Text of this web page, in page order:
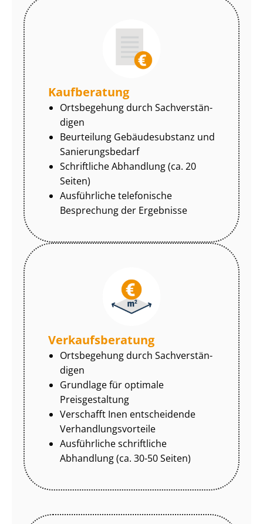
Kaufberatung
Ortsbegehung durch Sach­ver­stän­
di­gen
Beurteilung Gebäudesubstanz und
Sa­nie­rungs­be­darf
Schriftliche Abhandlung (ca. 20
Seiten)
Ausführliche telefonische
Besprechung der Ergebnisse
Ver­kaufs­be­ra­tung
Ortsbegehung durch Sach­ver­stän­
di­gen
Grundlage für optimale
Preisgestaltung
Verschafft Inen entscheidende
Ver­hand­lungs­vor­tei­le
Ausführliche schriftliche
Abhandlung (ca. 30-50 Seiten)